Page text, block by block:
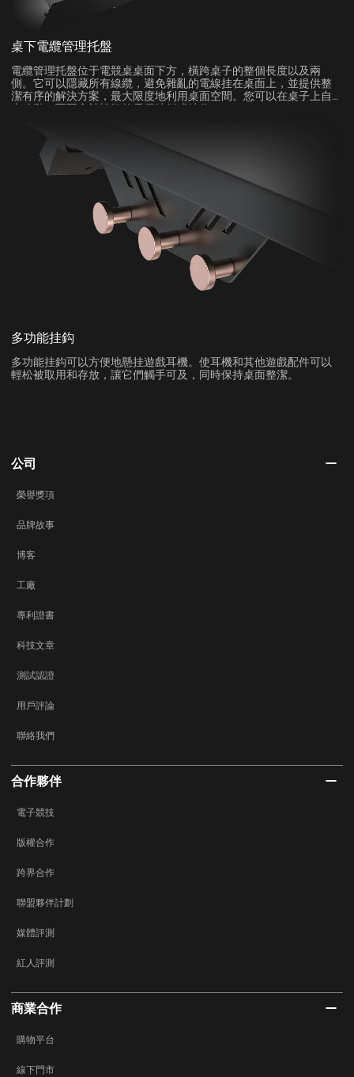
桌下電纜管理托盤
電纜管理托盤位于電競桌桌面下方，橫跨桌子的整個長度以及兩
側。它可以隱藏所有線纜，避免雜亂的電線挂在桌面上，並提供整
潔有序的解決方案，最大限度地利用桌面空間。您可以在桌子上自
由移動，而不會被松散的電纜絆倒或絆住。
多功能挂鈎
多功能挂鈎可以方便地懸挂遊戲耳機。使耳機和其他遊戲配件可以
輕松被取用和存放，讓它們觸手可及，同時保持桌面整潔。
公司
榮譽獎項
品牌故事
博客
工廠
專利證書
科技文章
測試認證
用戶評論
聯絡我們
合作夥伴
電子競技
版權合作
跨界合作
聯盟夥伴計劃
媒體評測
紅人評測
商業合作
購物平台
線下門市